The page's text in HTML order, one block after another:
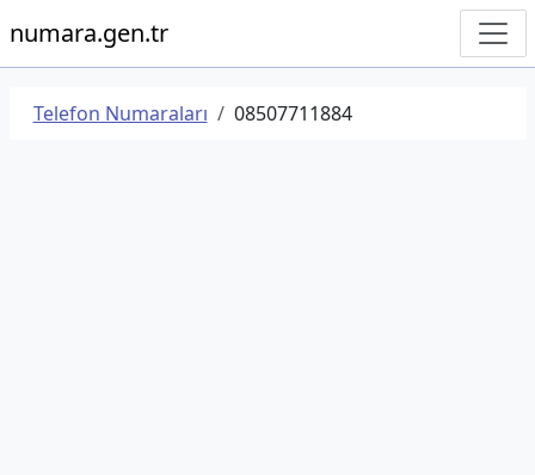
numara.gen.tr
Telefon Numaraları 08507711884